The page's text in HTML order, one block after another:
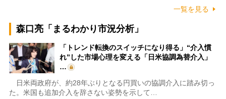
一覧を見る
森口亮「まるわかり市況分析」
「トレンド転換のスイッチになり得る」“介入慣
れ”した市場心理を変える「日米協調為替介入」
…
日米両政府が、約28年ぶりとなる円買いの協調介入に踏み切っ
た。米国も追加介入を辞さない姿勢を示して…